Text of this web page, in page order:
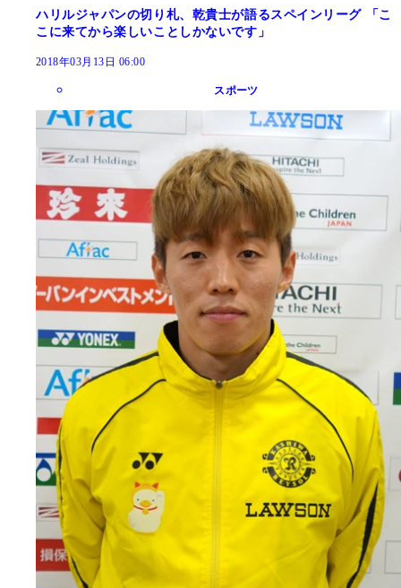
ハリルジャパンの切り札、乾貴士が語るスペインリーグ 「こ
こに来てから楽しいことしかないです」
2018年03月13日 06:00
スポーツ